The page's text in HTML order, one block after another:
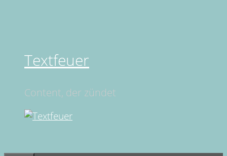
Textfeuer
Content, der zündet